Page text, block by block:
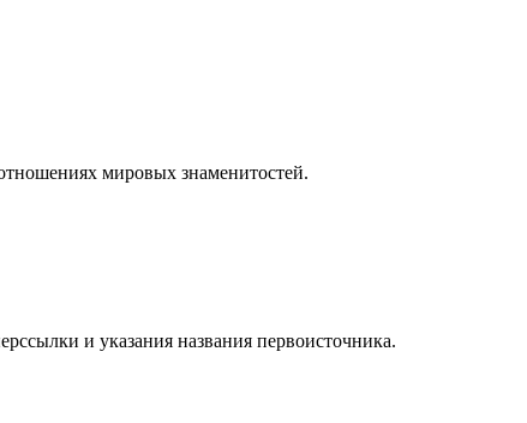
мировых знаменитостей.
и указания названия первоисточника.